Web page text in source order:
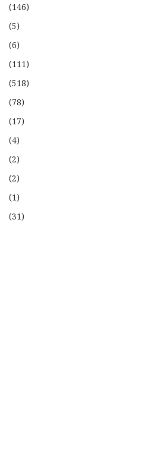
(146)
(5)
(6)
(111)
(518)
(78)
(17)
(4)
(2)
(2)
(1)
(31)